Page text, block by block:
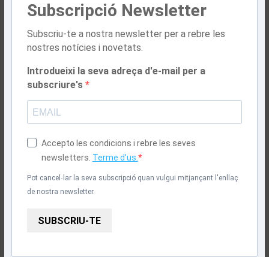
Subscripció Newsletter
Subscriu-te a nostra newsletter per a rebre les
nostres notícies i novetats.
Introdueixi la seva adreça d'e-mail per a
subscriure's
Accepto les condicions i rebre les seves
newsletters. Terme d'us.
Pot cancel·lar la seva subscripció quan vulgui mitjançant l'enllaç
de nostra newsletter.
SUBSCRIU-TE